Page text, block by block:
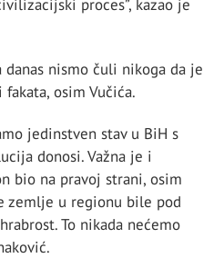
proces”, kazao je
nismo čuli nikoga da je
osim Vučića.
jedinstven stav u BiH s
donosi. Važna je i
bio na pravoj strani, osim
zemlje u regionu bile pod
To nikada nećemo